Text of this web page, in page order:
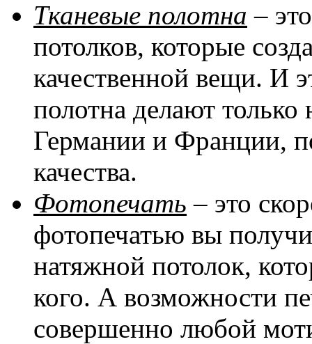
Тканевые полотна –
потолков, которые
качественной вещи. И
полотна делают
Германии и Франции,
качества.
Фотопечать – это
фотопечатью вы
натяжной потолок,
кого. А возможности
совершенно любой